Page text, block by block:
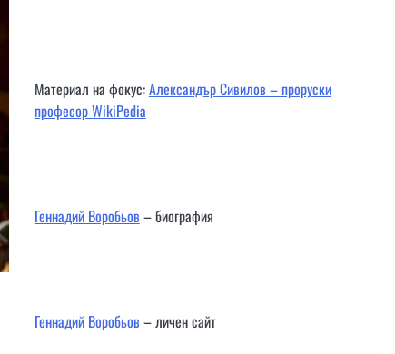
Материал на фокус:Александър Сивилов – проруски
професор WikiPedia
Геннадий Воробьов– биография
Геннадий Воробьов– личен сайт